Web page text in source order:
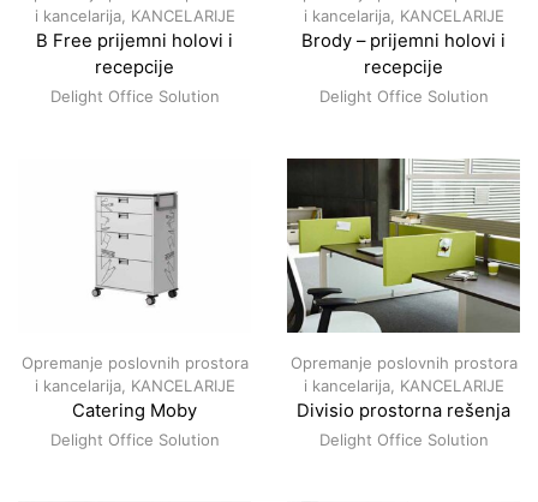
i kancelarija, KANCELARIJE
B Free prijemni holovi i
recepcije
Delight Office Solution
i kancelarija, KANCELARIJE
Brody – prijemni holovi i
recepcije
Delight Office Solution
Opremanje poslovnih prostora
i kancelarija, KANCELARIJE
Catering Moby
Delight Office Solution
Opremanje poslovnih prostora
i kancelarija, KANCELARIJE
Divisio prostorna rešenja
Delight Office Solution